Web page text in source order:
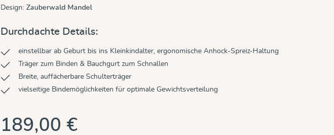
Design: Zauberwald Mandel
Durchdachte Details:
einstellbar ab Geburt bis ins Kleinkindalter, ergonomische Anhock-Spreiz-Haltung
Träger zum Binden & Bauchgurt zum Schnallen
Breite, auffächerbare Schulterträger
vielseitige Bindemöglichkeiten für optimale Gewichtsverteilung
189,00 €